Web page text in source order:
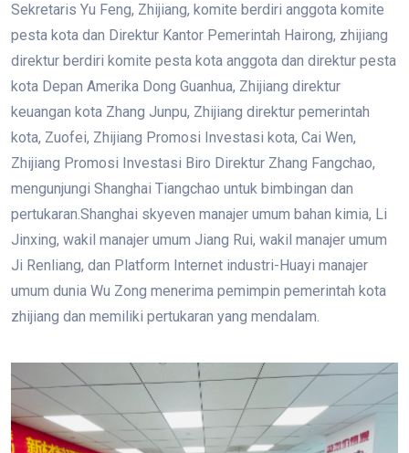
Sekretaris Yu Feng, Zhijiang, komite berdiri anggota komite
pesta kota dan Direktur Kantor Pemerintah Hairong, zhijiang
direktur berdiri komite pesta kota anggota dan direktur pesta
kota Depan Amerika Dong Guanhua, Zhijiang direktur
keuangan kota Zhang Junpu, Zhijiang direktur pemerintah
kota, Zuofei, Zhijiang Promosi Investasi kota, Cai Wen,
Zhijiang Promosi Investasi Biro Direktur Zhang Fangchao,
mengunjungi Shanghai Tiangchao untuk bimbingan dan
pertukaran.Shanghai skyeven manajer umum bahan kimia, Li
Jinxing, wakil manajer umum Jiang Rui, wakil manajer umum
Ji Renliang, dan Platform Internet industri-Huayi manajer
umum dunia Wu Zong menerima pemimpin pemerintah kota
zhijiang dan memiliki pertukaran yang mendalam.